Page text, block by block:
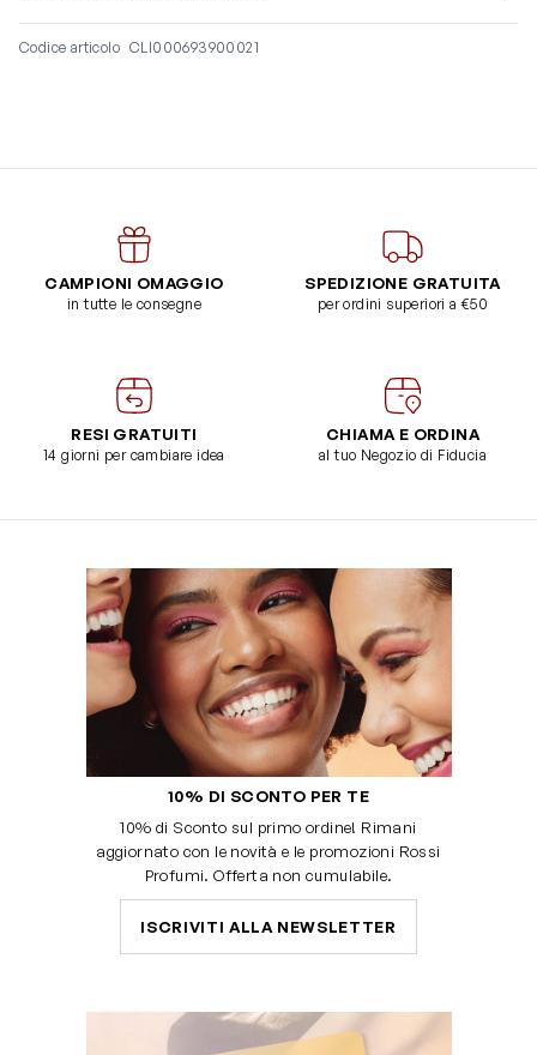
Codice articolo CLI000693900021
CAMPIONI OMAGGIO
in tutte le consegne
SPEDIZIONE GRATUITA
per ordini superiori a €50
RESI GRATUITI
14 giorni per cambiare idea
CHIAMA E ORDINA
al tuo Negozio di Fiducia
10% DI SCONTO PER TE
10% di Sconto sul primo ordine! Rimani
aggiornato con le novità e le promozioni Rossi
Profumi. Offerta non cumulabile.
ISCRIVITI ALLA NEWSLETTER